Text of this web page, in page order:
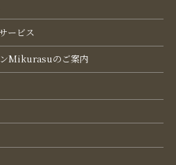
ービス
Mikurasuのご案内​